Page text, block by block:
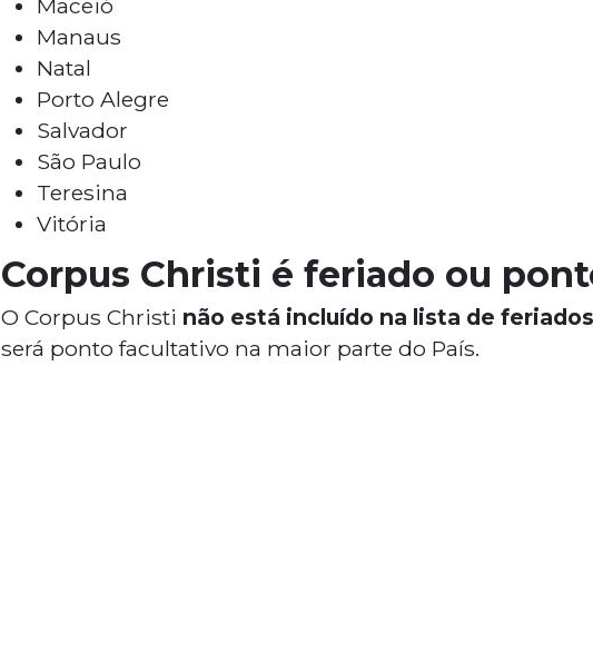
Manaus
Natal
Porto Alegre
Salvador
São Paulo
Teresina
Vitória
Corpus Christi é feriado ou
O Corpus Christi não está incluído na lista de
será ponto facultativo na maior parte do País.